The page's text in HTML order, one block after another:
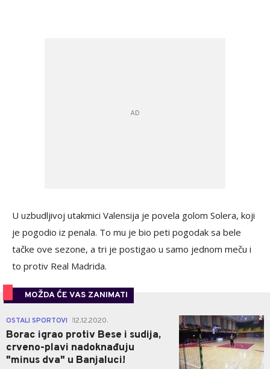
U uzbudljivoj utakmici Valensija je povela golom Solera, koji
je pogodio iz penala. To mu je bio peti pogodak sa bele
tačke ove sezone, a tri je postigao u samo jednom meču i
to protiv Real Madrida.
MOŽDA ĆE VAS ZANIMATI
OSTALI SPORTOVI 12.12.2020.
Borac igrao protiv Bese i sudija,
crveno-plavi nadoknađuju
"minus dva" u Banjaluci!
2